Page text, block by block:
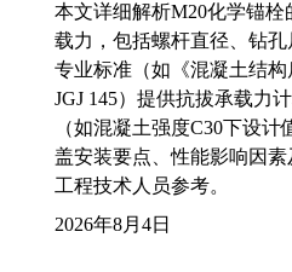
本文详细解析M20化学锚栓
载力，包括螺杆直径、钻
专业标准（如《混凝土结构
JGJ 145）提供抗拔承载力
（如混凝土强度C30下设
盖安装要点、性能影响因
工程技术人员参考。
2026年8月4日